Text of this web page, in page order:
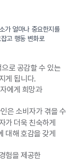
가 얼마나 중요한지를
고 행동 변화로
로 공감할 수 있는
게 됩니다.
에게 희망과
은 소비자가 겪을 수
가 더욱 친숙하게
대해 호감을 갖게
험을 제공한